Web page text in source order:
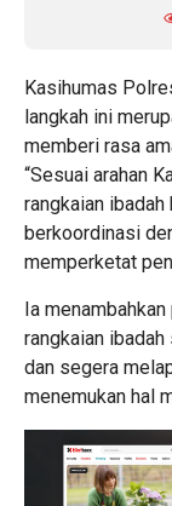
Kasihumas
langkah ini
memberi rasa
“Sesuai arahan
rangkaian ibadah
berkoordinasi
memperketat
Ia
rangkaian
dan segera
menemukan hal